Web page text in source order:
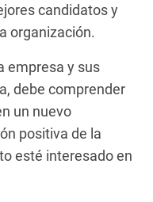
candidatos y
organización.
empresa y sus
debe comprender
un nuevo
positiva de la
esté interesado en